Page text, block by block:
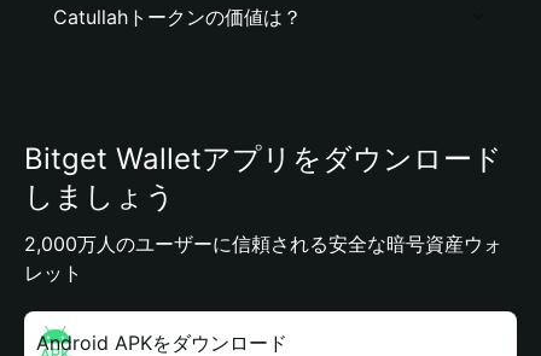
Catullahトークンの価値は？
Bitget Walletアプリをダウンロード
しましょう
2,000万人のユーザーに信頼される安全な暗号資産ウォ
レット
Android APKをダウンロード